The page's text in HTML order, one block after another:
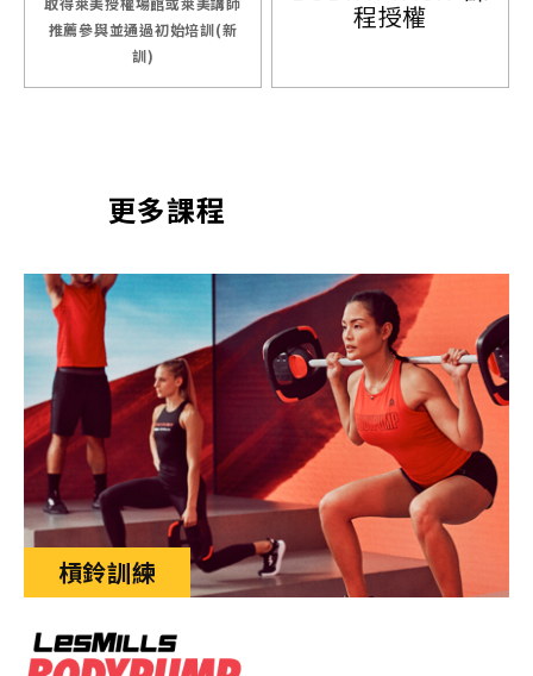
推薦參與並通過初始培訓(新
訓)
程授權
更多課程
槓鈴訓練